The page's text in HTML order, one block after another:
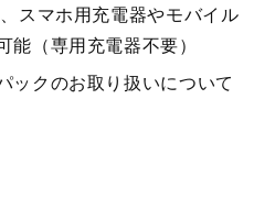
スマホ用充電器やモバイル
能（専用充電器不要）
ックのお取り扱いについて